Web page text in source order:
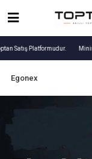
Satış Platformudur.
Egonex